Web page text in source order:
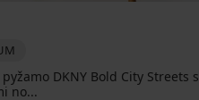
DKNY Bold City Streets s
no...